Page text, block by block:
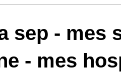
sep - mes
- mes